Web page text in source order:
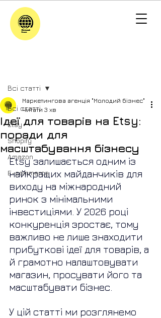
Всі статті
Etsy
Shopify
Amazon
E-commerce
Всі статті
Ідеї для товарів на Etsy:
поради для
масштабування бізнесу
Маркетингова агенція "Молодий бізнес"
Читати 3 хв
Etsy залишається одним із
найкращих майданчиків для
виходу на міжнародний
ринок з мінімальними
інвестиціями. У 2026 році
конкуренція зростає, тому
важливо не лише знаходити
прибуткові ідеї для товарів, а
й грамотно налаштовувати
магазин, просувати його та
масштабувати бізнес.
У цій статті ми розглянемо